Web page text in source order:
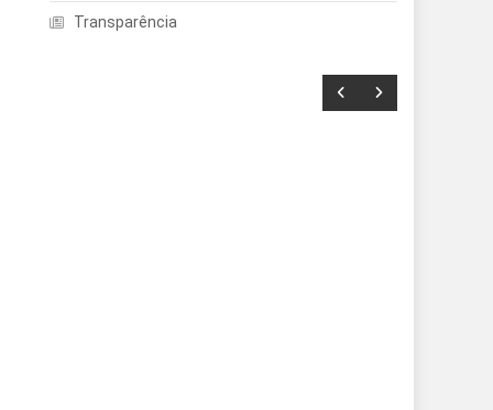
Transparência